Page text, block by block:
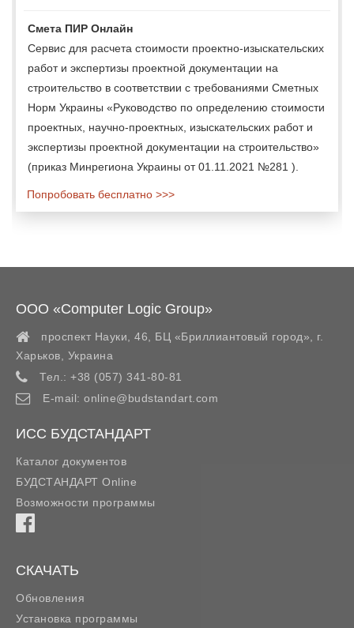
Смета ПИР Онлайн
Сервис для расчета стоимости проектно-изыскательских
работ и экспертизы проектной документации на
строительство в соответствии с требованиями Сметных
Норм Украины «Руководство по определению стоимости
проектных, научно-проектных, изыскательских работ и
экспертизы проектной документации на строительство»
(приказ Минрегиона Украины от 01.11.2021 №281 ).
Попробовать бесплатно >>>
ООО «Computer Logic Group»
проспект Науки, 46, БЦ «Бриллиантовый город»,
г.
Харьков
Украина
Тел.: +38 (057) 341-80-81
E-mail: online@budstandart.com
ИСС БУДСТАНДАРТ
Каталог документов
БУДСТАНДАРТ Online
Возможности программы
СКАЧАТЬ
Обновления
Установка программы